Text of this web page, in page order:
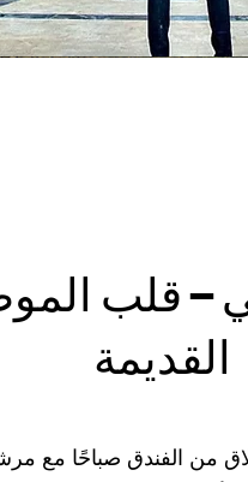
القديمة
من الفندق صباحًا مع